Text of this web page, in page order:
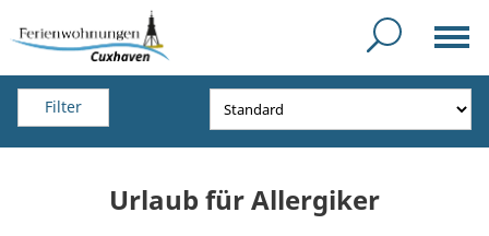
Filter
Urlaub für Allergiker